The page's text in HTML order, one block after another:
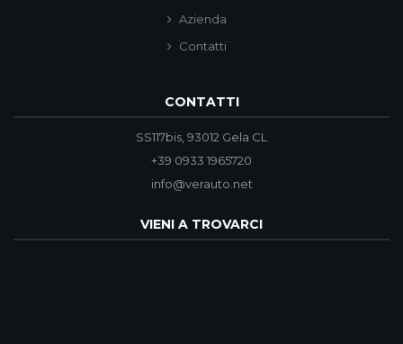
Azienda
Contatti
CONTATTI
SS117bis, 93012 Gela CL
+39 0933 1965720
info@verauto.net
VIENI A TROVARCI